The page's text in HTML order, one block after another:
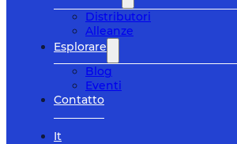
Distributori
Alleanze
Esplorare
Blog
Eventi
Contatto
It